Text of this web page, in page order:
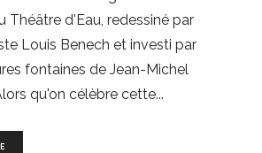
Théâtre d'Eau, redessiné par
Louis Benech et investi par
fontaines de Jean-Michel
qu'on célèbre cette